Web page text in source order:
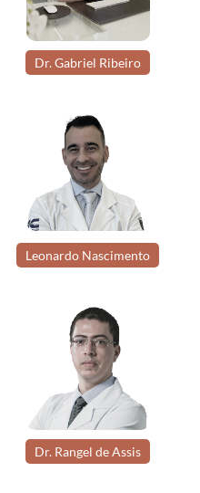
Dr. Gabriel Ribeiro
Leonardo Nascimento
Dr. Rangel de Assis